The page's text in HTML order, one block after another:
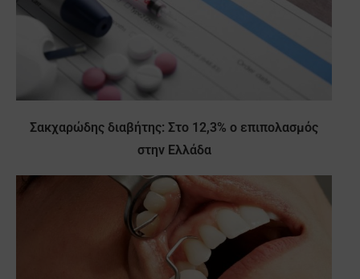
Σακχαρώδης διαβήτης: Στο 12,3% ο επιπολασμός
στην Ελλάδα